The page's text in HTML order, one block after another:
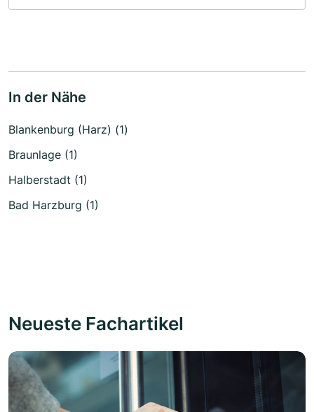
In der Nähe
Blankenburg (Harz) (1)
Braunlage (1)
Halberstadt (1)
Bad Harzburg (1)
Neueste Fachartikel